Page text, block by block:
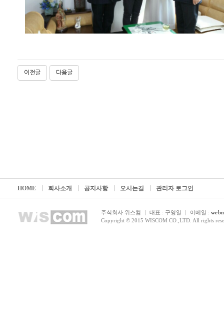
이전글 다음글
HOME 회사소개 공지사항 오시는길 관리자 로그인
주식회사 위스컴 대표 : 구영일 이메일 :
Copyright © 2015 WISCOM CO.,LTD. All rights